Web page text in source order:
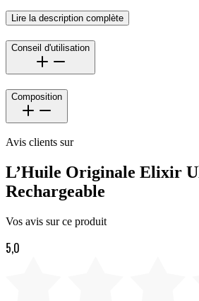
Lire la description complète
Conseil d'utilisation
Composition
Avis clients sur
L’Huile Originale Elixir
Rechargeable
Vos avis sur ce produit
5,0